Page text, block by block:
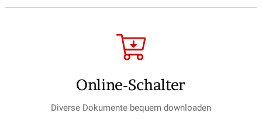
Online-Schalter
Diverse Dokumente bequem downloaden